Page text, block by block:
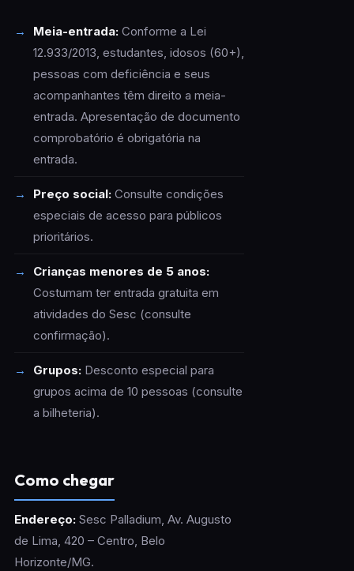
Meia-entrada:Conforme a Lei
12.933/2013, estudantes, idosos (60+),
pessoas com deficiência e seus
acompanhantes têm direito a meia-
entrada. Apresentação de documento
comprobatório é obrigatória na
entrada.
Preço social:Consulte condições
especiais de acesso para públicos
prioritários.
Crianças menores de 5 anos:
Costumam ter entrada gratuita em
atividades do Sesc (consulte
confirmação).
Grupos:Desconto especial para
grupos acima de 10 pessoas (consulte
a bilheteria).
Como chegar
Endereço:Sesc Palladium, Av. Augusto
de Lima, 420 – Centro, Belo
Horizonte/MG.